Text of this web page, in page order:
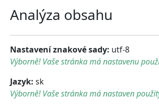
Analýza obsahu
Nastavení znakové sady: utf-8
Výborně! Vaše stránka má nastavenu
Jazyk: sk
Výborně! Vaše stránka má nastaven